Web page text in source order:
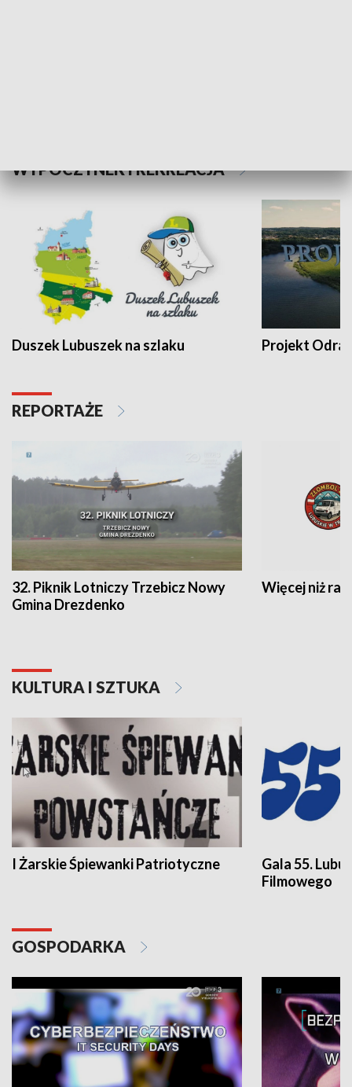
WYPOCZYNEK I REKREACJA
Duszek Lubuszek na szlaku Projekt Odra
REPORTAŻE
32. Piknik Lotniczy Trzebicz Nowy
Gmina Drezdenko
Więcej niż rajd
KULTURA I SZTUKA
I Żarskie Śpiewanki Patriotyczne
Gala 55.
Filmowego
GOSPODARKA